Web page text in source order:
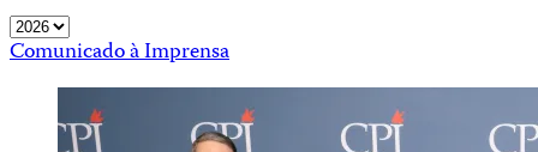
Comunicado à Imprensa